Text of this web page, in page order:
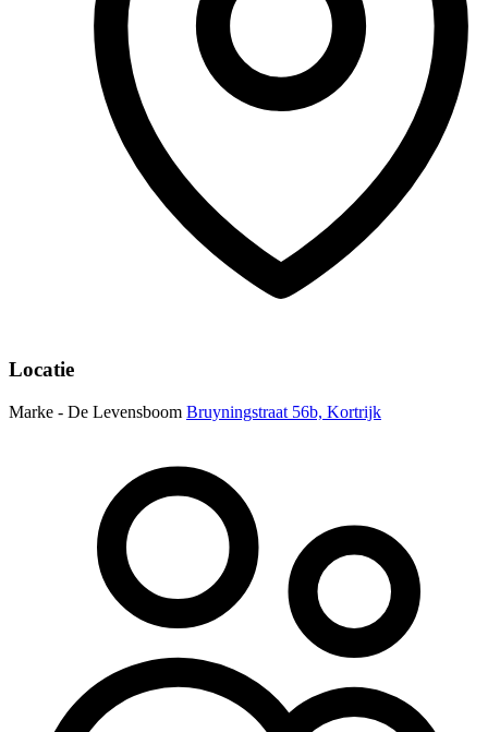
Locatie
Marke - De Levensboom Bruyningstraat 56b, Kortrijk